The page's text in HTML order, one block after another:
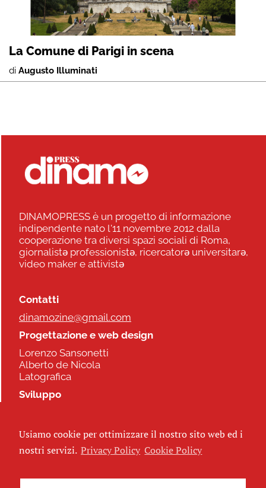
La Comune di Parigi in scena
di Augusto Illuminati
DINAMOPRESS è un progetto di informazione
indipendente nato l'11 novembre 2012 dalla
cooperazione tra diversi spazi sociali di Roma,
giornalistə professionistə, ricercatorə universitarə,
video maker e attivistə
Contatti
dinamozine@gmail.com
Progettazione e web design
Lorenzo Sansonetti
Alberto de Nicola
Latografica
Sviluppo
Seguici
Usiamo cookie per ottimizzare il nostro sito web ed i
nostri servizi. Privacy Policy Cookie Policy